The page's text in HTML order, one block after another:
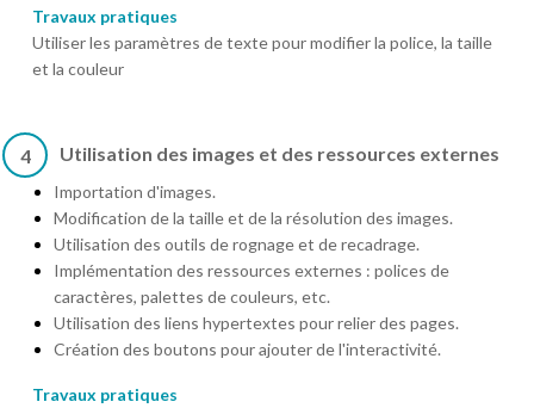
Travaux pratiques
Utiliser les paramètres de texte pour modifier la police, la taille
et la couleur
4 Utilisation des images et des ressources externes
Importation d'images.
Modification de la taille et de la résolution des images.
Utilisation des outils de rognage et de recadrage.
Implémentation des ressources externes : polices de
caractères, palettes de couleurs, etc.
Utilisation des liens hypertextes pour relier des pages.
Création des boutons pour ajouter de l'interactivité.
Travaux pratiques